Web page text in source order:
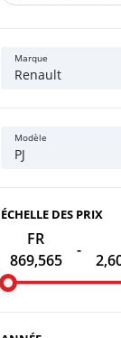
Marque
Renault
Modèle
PJ
ÉCHELLE DES PRIX
FR
869,565
-